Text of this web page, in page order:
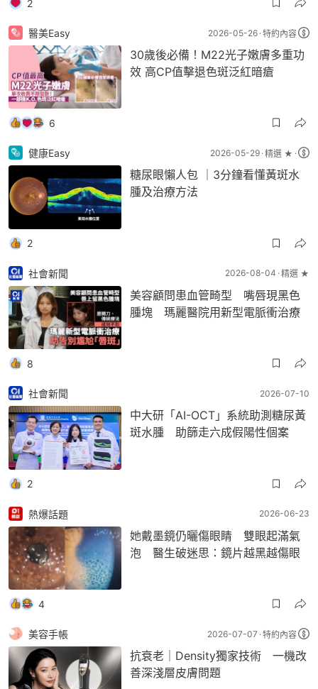
2
醫美Easy 2026-05-26 特約內容
30歲後必備！M22光子嫩膚多重功
效 高CP值擊退色斑泛紅暗瘡
6
健康Easy 2026-05-29 精選 ★
糖尿眼懶人包 ｜3分鐘看懂黃斑水
腫及治療方法
2
社會新聞 2026-08-04 精選 ★
美容顧問患血管畸型 嘴唇現黑色
腫塊 瑪麗醫院用新型電脈衝治療
8
社會新聞 2026-07-10
中大研「AI-OCT」系統助測糖尿黃
斑水腫 助篩走六成假陽性個案
2
熱爆話題 2026-06-23
她戴墨鏡仍曬傷眼睛 雙眼起滿氣
泡 醫生破迷思：鏡片越黑越傷眼
4
美容手帳 2026-07-07 特約內容
抗衰老｜Density獨家技術 一機改
善深淺層皮膚問題